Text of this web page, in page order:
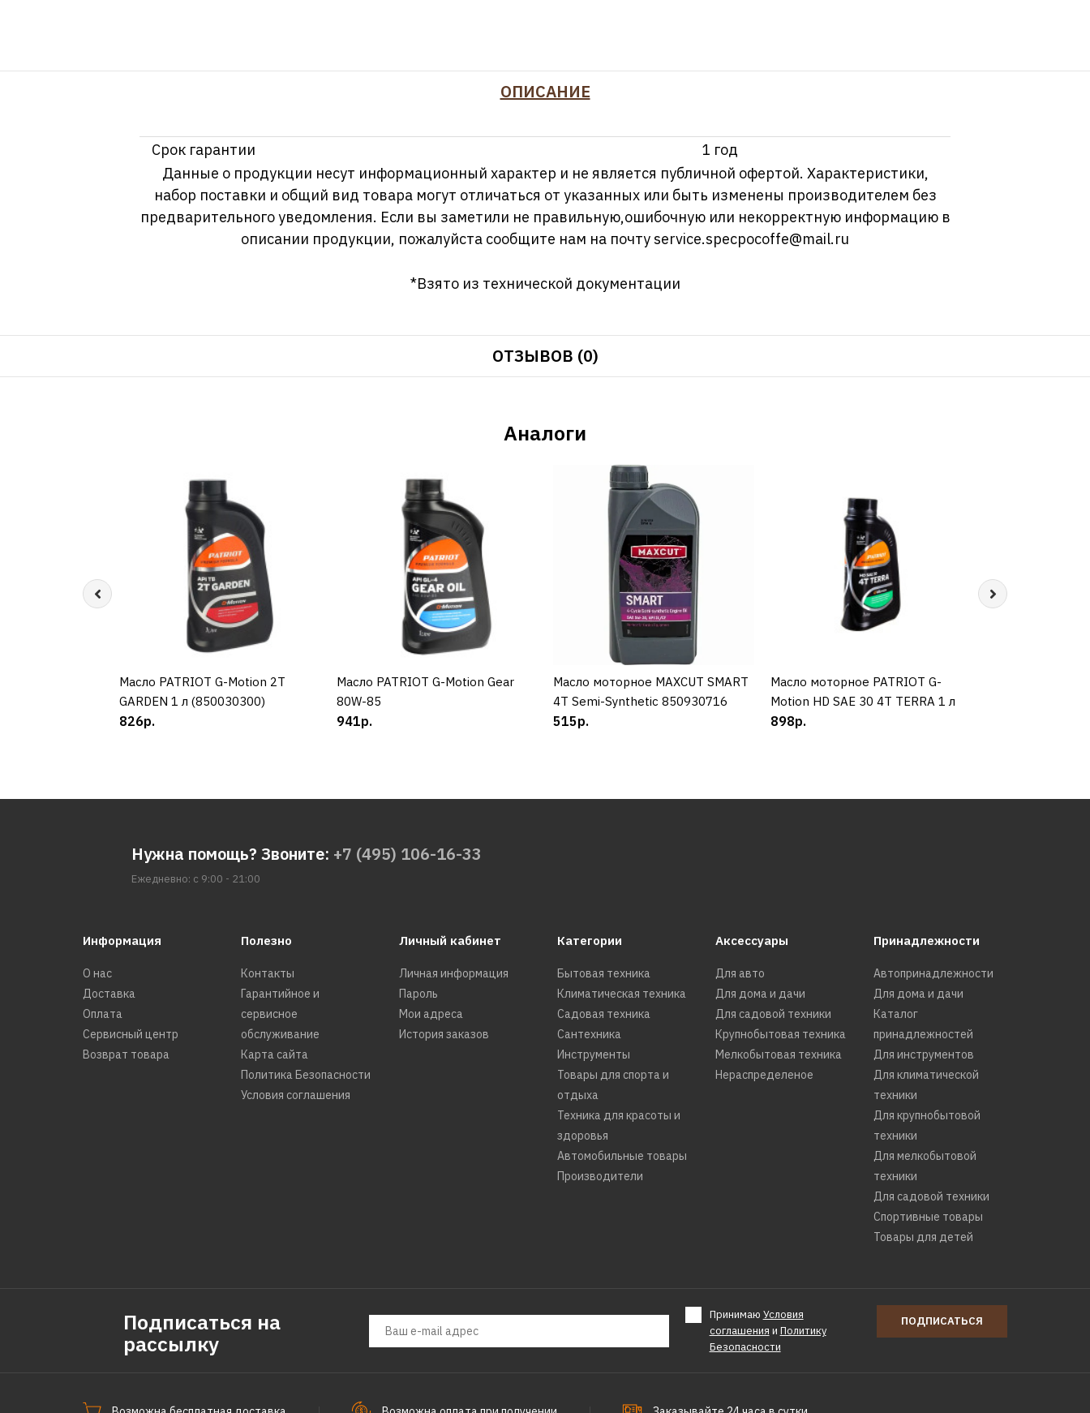
ОПИСАНИЕ
Срок гарантии
1 год
Данные о продукции несут информационный характер и не является публичной офертой. Характеристики,
набор поставки и общий вид товара могут отличаться от указанных или быть изменены производителем без
предварительного уведомления. Если вы заметили не правильную,ошибочную или некорректную информацию в
описании продукции, пожалуйста сообщите нам на почтуservice.specpocoffe@mail.ru
*Взято из технической документации
ОТЗЫВОВ (0)
Аналоги
КУПИТЬ
Масло PATRIOT G-Motion 2Т
GARDEN 1 л (850030300)
826р.
КУПИТЬ
Масло PATRIOT G-Motion Gear
80W-85
941р.
КУПИТЬ
Масло моторное MAXCUT SMART
4T Semi-Synthetic 850930716
515р.
КУПИТЬ
Масло моторное PATRIOT G-
Motion HD SAE 30 4Т TERRA 1 л
898р.
Нужна помощь? Звоните: +7 (495) 106-16-33
Ежедневно: с 9:00 - 21:00
Информация
О нас
Доставка
Оплата
Сервисный центр
Возврат товара
Полезно
Контакты
Гарантийное и
сервисное
обслуживание
Карта сайта
Политика Безопасности
Условия соглашения
Личный кабинет
Личная информация
Пароль
Мои адреса
История заказов
Категории
Бытовая техника
Климатическая техника
Садовая техника
Сантехника
Инструменты
Товары для спорта и
отдыха
Техника для красоты и
здоровья
Автомобильные товары
Производители
Аксессуары
Для авто
Для дома и дачи
Для садовой техники
Крупнобытовая техника
Мелкобытовая техника
Нераспределеное
Принадлежности
Автопринадлежности
Для дома и дачи
Каталог
принадлежностей
Для инструментов
Для климатической
техники
Для крупнобытовой
техники
Для мелкобытовой
техники
Для садовой техники
Спортивные товары
Товары для детей
Подписаться на
рассылку
Принимаю Условия
соглашения и Политику
Безопасности
ПОДПИСАТЬСЯ